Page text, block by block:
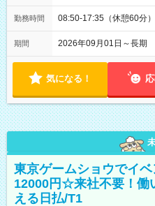
勤務時間 08:50-17:35（休憩60分
期間 2026年09月01日～長
気になる！
東京ゲームショウでイ
12000円☆来社不要！働
える日払/T1